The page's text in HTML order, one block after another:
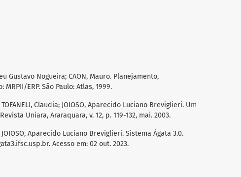
Gustavo Nogueira; CAON, Mauro. Planejamento,
ERP. São Paulo: Atlas, 1999.
Claudia; JOIOSO, Aparecido Luciano Breviglieri. Um
Uniara, Araraquara, v. 12, p. 119-132, mai. 2003.
Aparecido Luciano Breviglieri. Sistema Ágata 3.0.
Acesso em: 02 out. 2023.